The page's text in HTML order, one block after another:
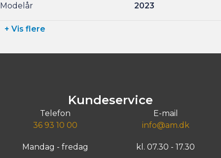
Modelår
2023
+ Vis flere
Kundeservice
Telefon
36 93 10 00
E-mail
info@am.dk
Mandag - fredag kl. 07.30 - 17.30